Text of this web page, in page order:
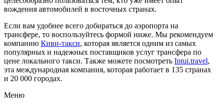
вождения автомобилей в восточных странах.
Если вам удобнее всего добираться до аэропорта на
трансфере, то воспользуйтесь формой ниже. Мы рекомендуем
компанию Киви-такси, которая является одним из самых
популярных и надежных поставщиков услуг трансфера по
цене локального такси. Также можете посмотреть Intui.travel,
эта международная компания, которая работает в 135 странах
и 20 000 городах.
Меню